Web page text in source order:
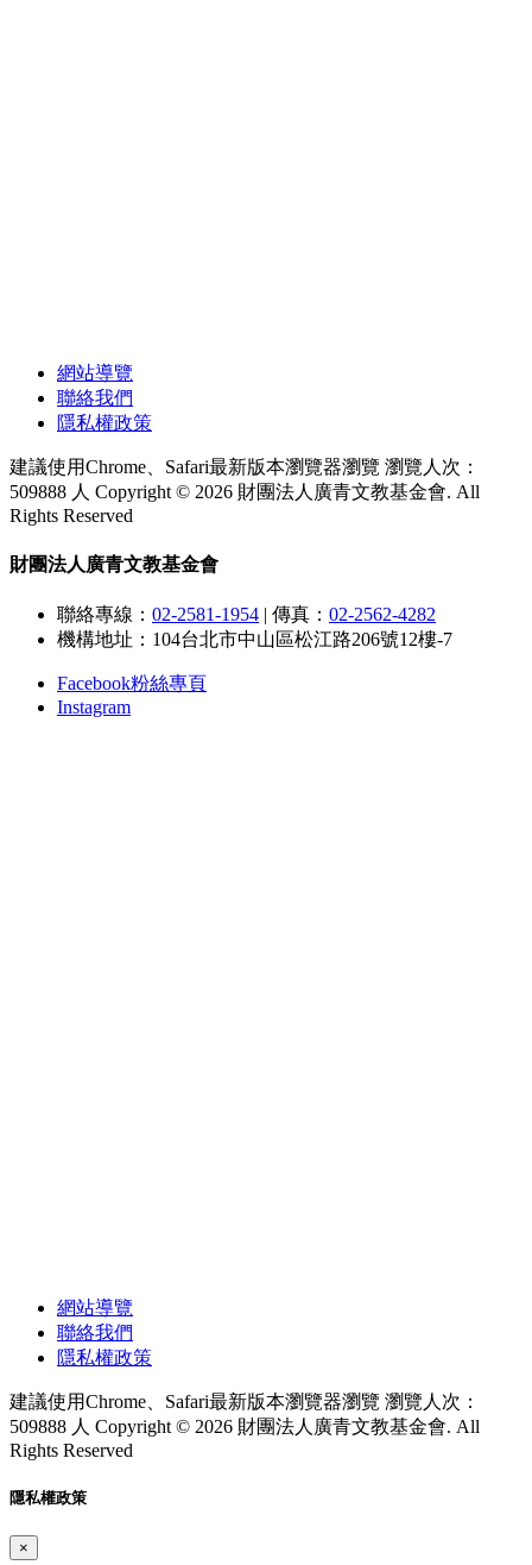
網站導覽
聯絡我們
隱私權政策
建議使用Chrome、Safari最新版本瀏覽器瀏覽 瀏覽人次：
509888 人 Copyright © 2026 財團法人廣青文教基金會. All
Rights Reserved
財團法人廣青文教基金會
聯絡專線： 02-2581-1954 | 傳真： 02-2562-4282
機構地址：104台北市中山區松江路206號12樓-7
Facebook粉絲專頁
Instagram
網站導覽
聯絡我們
隱私權政策
建議使用Chrome、Safari最新版本瀏覽器瀏覽 瀏覽人次：
509888 人 Copyright © 2026 財團法人廣青文教基金會. All
Rights Reserved
隱私權政策
×